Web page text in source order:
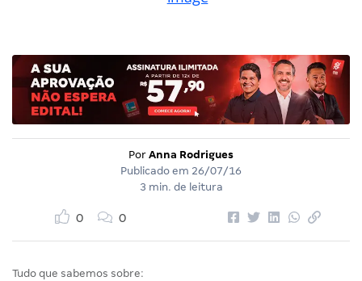
Por Anna Rodrigues
Publicado em 26/07/16
3 min. de leitura
0 0
Tudo que sabemos sobre: